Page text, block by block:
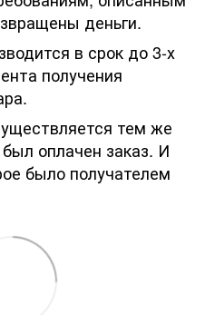
деньги.
в срок до 3-х
получения
тем же
оплачен заказ. И
было получателем